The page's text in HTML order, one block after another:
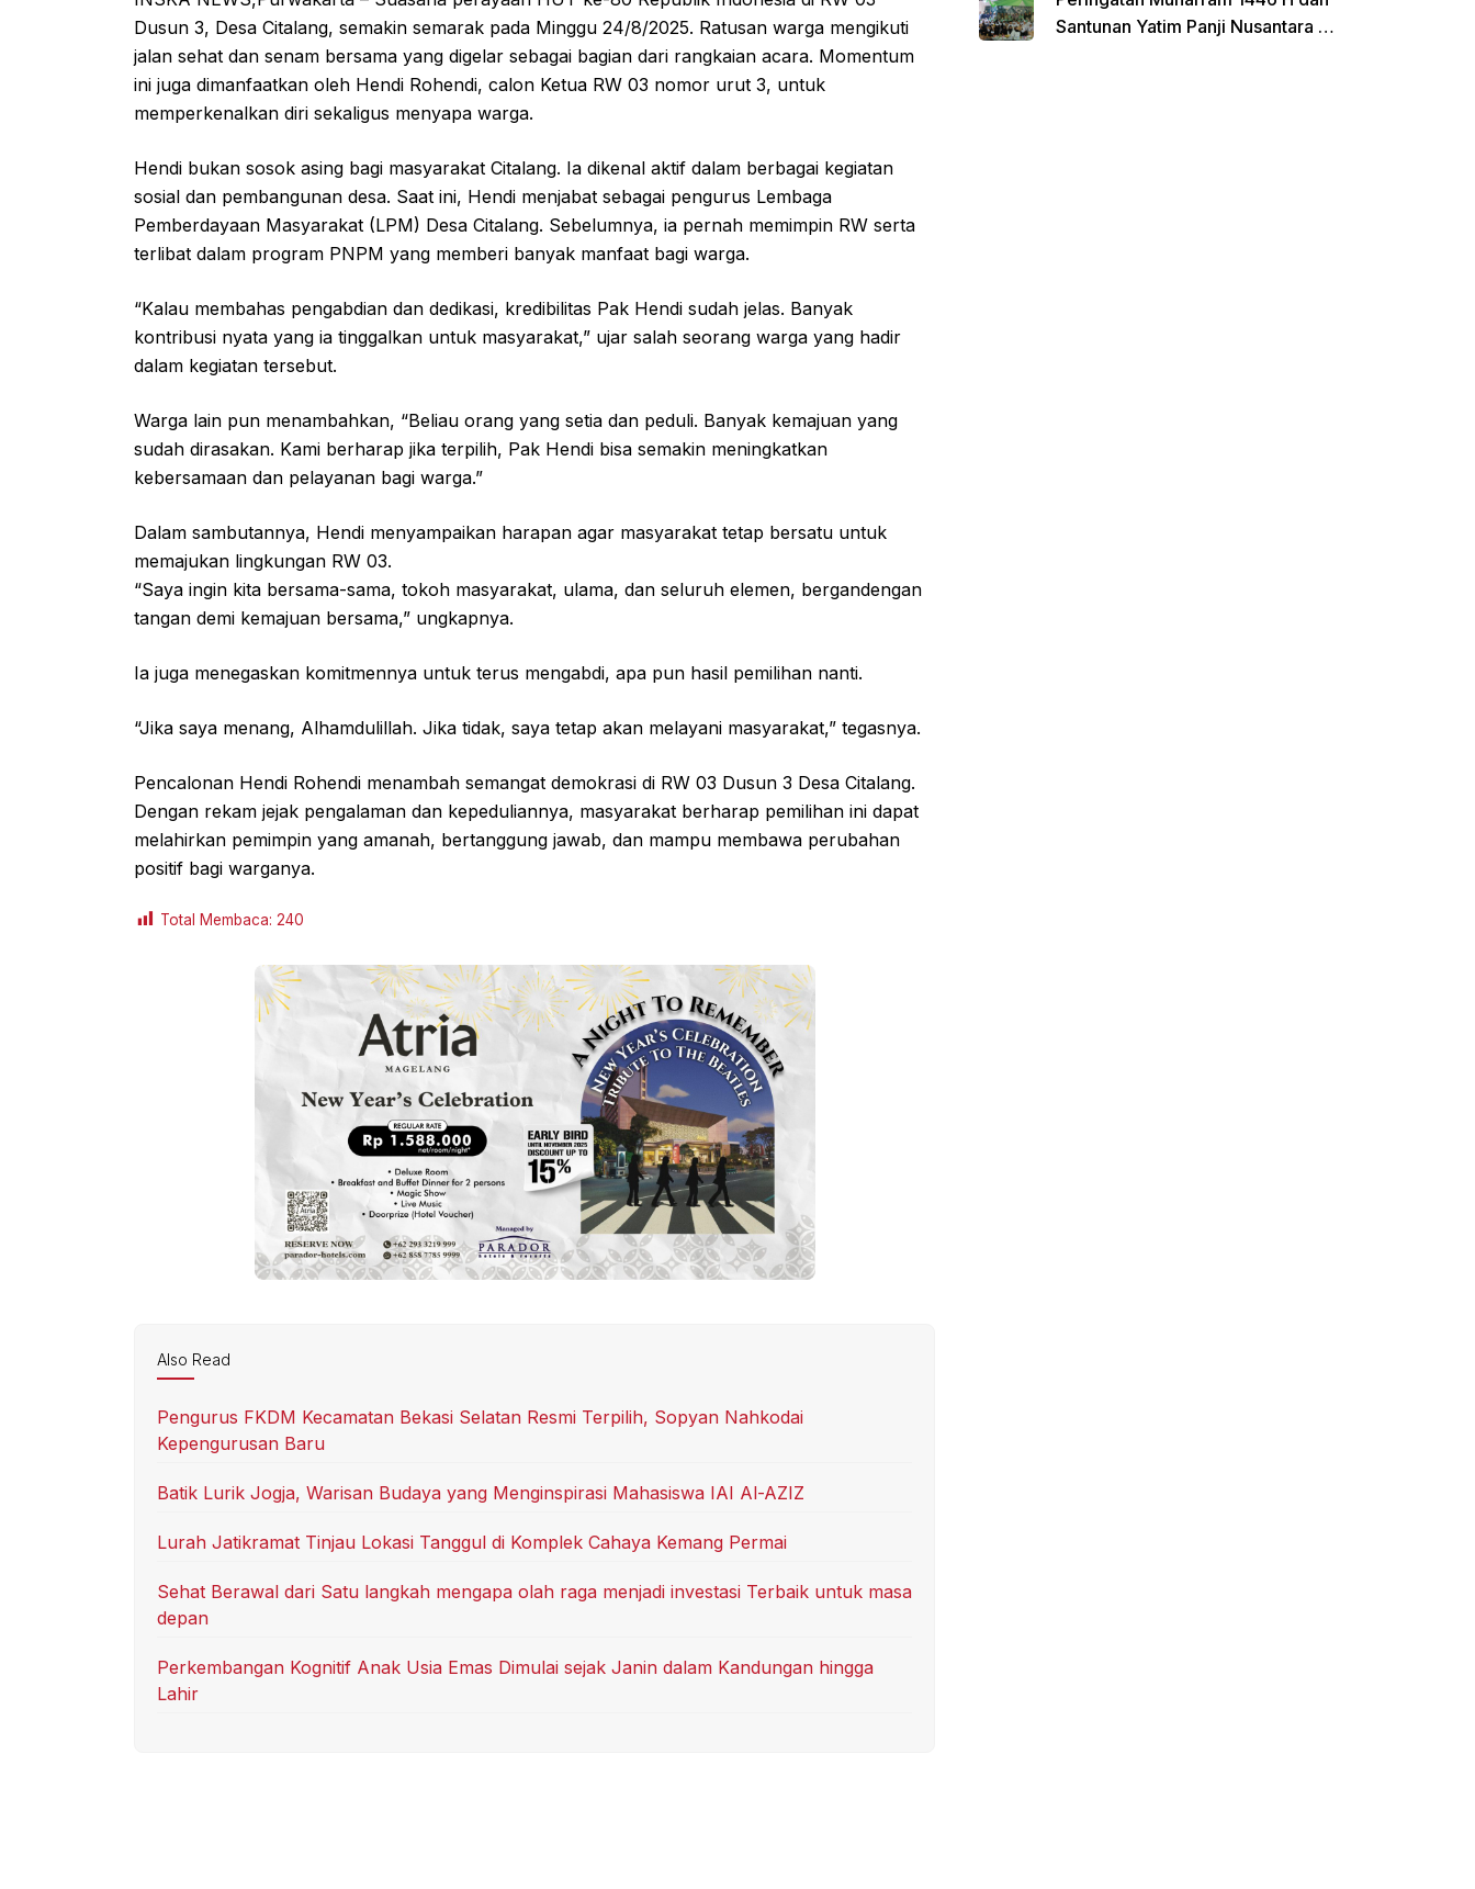
Dusun 3, Desa Citalang, semakin semarak pada Minggu 24/8/2025. Ratusan warga mengikuti
jalan sehat dan senam bersama yang digelar sebagai bagian dari rangkaian acara. Momentum
ini juga dimanfaatkan oleh Hendi Rohendi, calon Ketua RW 03 nomor urut 3, untuk
memperkenalkan diri sekaligus menyapa warga.
Hendi bukan sosok asing bagi masyarakat Citalang. Ia dikenal aktif dalam berbagai kegiatan
sosial dan pembangunan desa. Saat ini, Hendi menjabat sebagai pengurus Lembaga
Pemberdayaan Masyarakat (LPM) Desa Citalang. Sebelumnya, ia pernah memimpin RW serta
terlibat dalam program PNPM yang memberi banyak manfaat bagi warga.
“Kalau membahas pengabdian dan dedikasi, kredibilitas Pak Hendi sudah jelas. Banyak
kontribusi nyata yang ia tinggalkan untuk masyarakat,” ujar salah seorang warga yang hadir
dalam kegiatan tersebut.
Warga lain pun menambahkan, “Beliau orang yang setia dan peduli. Banyak kemajuan yang
sudah dirasakan. Kami berharap jika terpilih, Pak Hendi bisa semakin meningkatkan
kebersamaan dan pelayanan bagi warga.”
Dalam sambutannya, Hendi menyampaikan harapan agar masyarakat tetap bersatu untuk
memajukan lingkungan RW 03.
“Saya ingin kita bersama-sama, tokoh masyarakat, ulama, dan seluruh elemen, bergandengan
tangan demi kemajuan bersama,” ungkapnya.
Ia juga menegaskan komitmennya untuk terus mengabdi, apa pun hasil pemilihan nanti.
“Jika saya menang, Alhamdulillah. Jika tidak, saya tetap akan melayani masyarakat,” tegasnya.
Pencalonan Hendi Rohendi menambah semangat demokrasi di RW 03 Dusun 3 Desa Citalang.
Dengan rekam jejak pengalaman dan kepeduliannya, masyarakat berharap pemilihan ini dapat
melahirkan pemimpin yang amanah, bertanggung jawab, dan mampu membawa perubahan
positif bagi warganya.
Total Membaca: 240
Also Read
Pengurus FKDM Kecamatan Bekasi Selatan Resmi Terpilih, Sopyan Nahkodai
Kepengurusan Baru
Batik Lurik Jogja, Warisan Budaya yang Menginspirasi Mahasiswa IAI Al-AZIZ
Lurah Jatikramat Tinjau Lokasi Tanggul di Komplek Cahaya Kemang Permai
Sehat Berawal dari Satu langkah mengapa olah raga menjadi investasi Terbaik untuk masa
depan
Perkembangan Kognitif Anak Usia Emas Dimulai sejak Janin dalam Kandungan hingga
Lahir
Ramadhan
Santunan Yatim Panji Nusantara di